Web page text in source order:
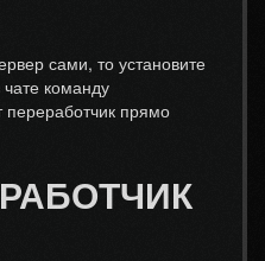
сами, то установите
команду
переработчик прямо